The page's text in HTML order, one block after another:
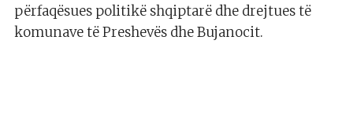
përfaqësues politikë shqiptarë dhe drejtues të
komunave të Preshevës dhe Bujanocit.